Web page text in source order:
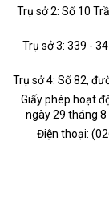
Trụ sở 2: Số 10
Trụ sở 3: 339 -
Trụ sở 4: Số 82,
Giấy phép hoạt
ngày 29 tháng 8
Điện thoại: